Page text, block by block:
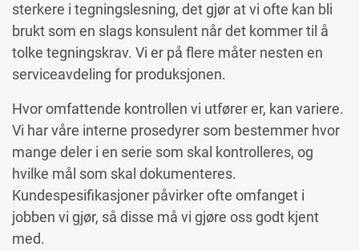
sterkere i tegningslesning, det gjør at vi ofte kan bli
brukt som en slags konsulent når det kommer til å
tolke tegningskrav. Vi er på flere måter nesten en
serviceavdeling for produksjonen.
Hvor omfattende kontrollen vi utfører er, kan variere.
Vi har våre interne prosedyrer som bestemmer hvor
mange deler i en serie som skal kontrolleres, og
hvilke mål som skal dokumenteres.
Kundespesifikasjoner påvirker ofte omfanget i
jobben vi gjør, så disse må vi gjøre oss godt kjent
med.